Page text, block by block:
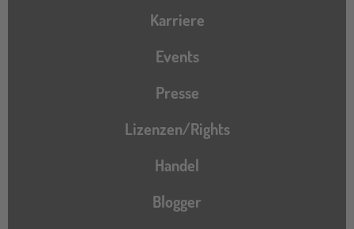
Karriere
Events
Presse
Lizenzen/Rights
Handel
Blogger